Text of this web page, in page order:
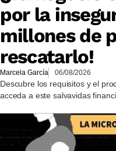
por la
millones de
rescatarlo!
Marcela García 06/08/2026
Descubre los requisitos y el
acceda a este salvavidas